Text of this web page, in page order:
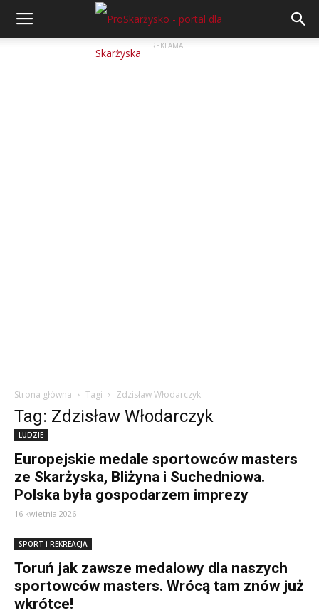
REKLAMA
Strona główna Tagi Zdzisław Włodarczyk
Tag: Zdzisław Włodarczyk
LUDZIE
Europejskie medale sportowców masters
ze Skarżyska, Bliżyna i Suchedniowa.
Polska była gospodarzem imprezy
16 kwietnia 2026
SPORT i REKREACJA
Toruń jak zawsze medalowy dla naszych
sportowców masters. Wrócą tam znów już
wkrótce!